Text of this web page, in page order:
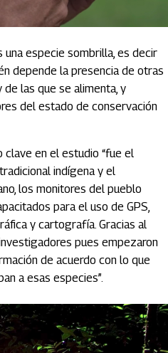
especie sombrilla, es decir
depende la presencia de otras
las que se alimenta, y
del estado de conservación
clave en el estudio “fue el
indígena y el
los monitores del pueblo
para el uso de GPS,
y cartografía. Gracias al
pues empezaron
de acuerdo con lo que
a esas especies”.